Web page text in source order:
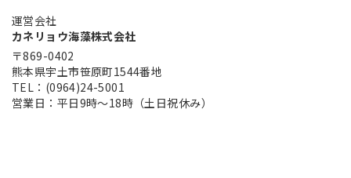
運営会社
カネリョウ海藻株式会社
〒869-0402
熊本県宇土市笹原町1544番地
TEL：(0964)24-5001
営業日：平日9時～18時（土日祝休み）